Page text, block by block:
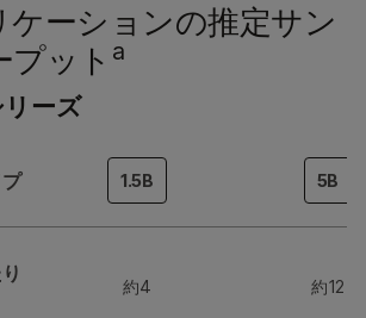
ケーションの推定サン
プット a
ーズ
1.5B 5B
約4 約12